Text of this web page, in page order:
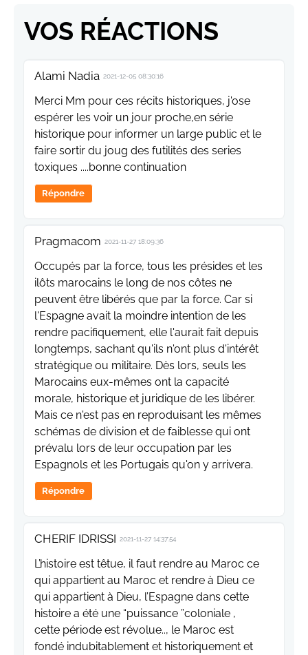
VOS RÉACTIONS
Alami Nadia 2021-12-05 08:30:16
Merci Mm pour ces récits historiques, j'ose
espérer les voir un jour proche,en série
historique pour informer un large public et le
faire sortir du joug des futilités des series
toxiques ....bonne continuation
Répondre
Pragmacom 2021-11-27 18:09:36
Occupés par la force, tous les présides et les
ilôts marocains le long de nos côtes ne
peuvent être libérés que par la force. Car si
l'Espagne avait la moindre intention de les
rendre pacifiquement, elle l'aurait fait depuis
longtemps, sachant qu'ils n'ont plus d'intérêt
stratégique ou militaire. Dès lors, seuls les
Marocains eux-mêmes ont la capacité
morale, historique et juridique de les libérer.
Mais ce n'est pas en reproduisant les mêmes
schémas de division et de faiblesse qui ont
prévalu lors de leur occupation par les
Espagnols et les Portugais qu'on y arrivera.
Répondre
CHERIF IDRISSI 2021-11-27 14:37:54
L’histoire est têtue, il faut rendre au Maroc ce
qui appartient au Maroc et rendre à Dieu ce
qui appartient à Dieu, l’Espagne dans cette
histoire a été une “puissance ”coloniale ,
cette période est révolue.., le Maroc est
fondé indubitablement et historiquement et